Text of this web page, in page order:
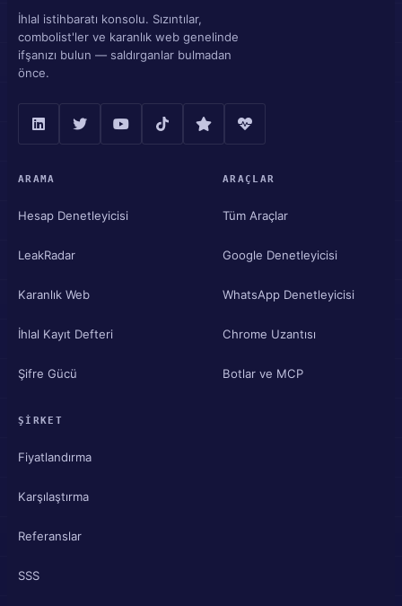
İhlal istihbaratı konsolu. Sızıntılar,
combolist'ler ve karanlık web genelinde
ifşanızı bulun — saldırganlar bulmadan
önce.
ARAMA
Hesap Denetleyicisi
LeakRadar
Karanlık Web
İhlal Kayıt Defteri
Şifre Gücü
ARAÇLAR
Tüm Araçlar
Google Denetleyicisi
WhatsApp Denetleyicisi
Chrome Uzantısı
Botlar ve MCP
ŞIRKET
Fiyatlandırma
Karşılaştırma
Referanslar
SSS